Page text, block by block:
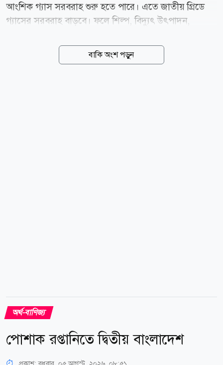
আংশিক গ্যাস সরবরাহ শুরু হতে পারে। এতে জাতীয় গ্রিডে
গ্যাসের সরবরাহ বাড়বে। ফলে শিল্প, বিদ্যুৎ উৎপাদন,
কমে আসবে বলে আশা করছেন সংশ্লিষ্ট ব্যক্তিরা। রূপান্তরিত
প্রাকৃতিক গ্যাস কম্পানি লিমিটেডের (আরপিজিসিএল) এক
বাকি অংশ পড়ুন
অর্থ-বাণিজ্য
পোশাক রপ্তানিতে দ্বিতীয় বাংলাদেশ